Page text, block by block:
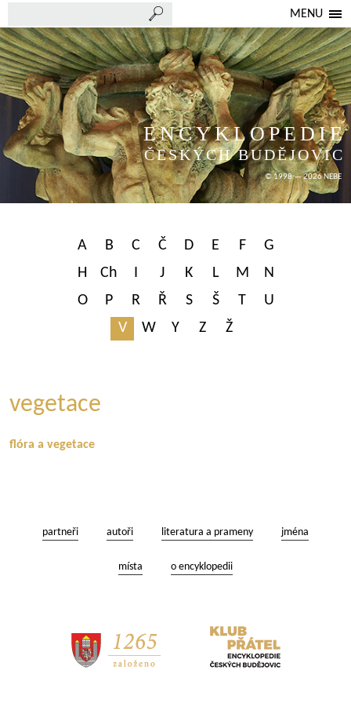
MENU
ENCYKLOPEDIE
ČESKÝCH BUDĚJOVIC
© 1998 — 2026 NEBE
A B C Č D E F
G
H
Ch I J K L M
N
O
P R Ř S Š T
U
V
W Y Z Ž
vegetace
flóra a vegetace
partneři autoři literatura a prameny jména
místa o encyklopedii